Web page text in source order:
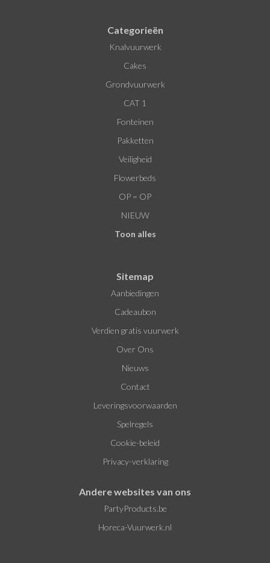
Categorieën
Knalvuurwerk
Cakes
Grondvuurwerk
CAT 1
Fonteinen
Pakketten
Veiligheid
Flowerbeds
OP = OP
NIEUW
Toon alles
Sitemap
Aanbiedingen
Cadeaubon
Verdien gratis vuurwerk
Over Ons
Nieuws
Contact
Leveringsvoorwaarden
Spelregels
Cookie-beleid
Privacy-verklaring
Andere websites van ons
PartyProducts.be
Horeca-Vuurwerk.nl